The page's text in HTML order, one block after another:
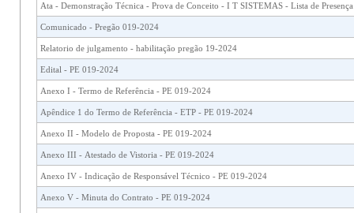
Ata - Demonstração Técnica - Prova de Conceito - I T SISTEMAS - Lista de Presença
Comunicado - Pregão 019-2024
Relatorio de julgamento - habilitação pregão 19-2024
Edital - PE 019-2024
Anexo I - Termo de Referência - PE 019-2024
Apêndice 1 do Termo de Referência - ETP - PE 019-2024
Anexo II - Modelo de Proposta - PE 019-2024
Anexo III - Atestado de Vistoria - PE 019-2024
Anexo IV - Indicação de Responsável Técnico - PE 019-2024
Anexo V - Minuta do Contrato - PE 019-2024